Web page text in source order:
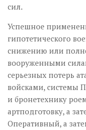
сил.
Успешное
гипотетического
снижению или
вооруженными
серьезных потерь
войсками, системы
и бронетехнику
артподготовку, а
Оперативный, а